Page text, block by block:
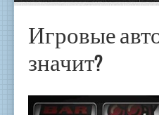
Игровые
значит?